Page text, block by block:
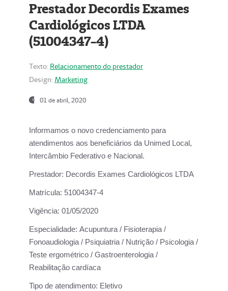
Prestador Decordis Exames
Cardiológicos LTDA
(51004347-4)
Texto: Relacionamento do prestador
Design: Marketing
01 de abril, 2020
Informamos o novo credenciamento para
atendimentos aos beneficiários da Unimed Local,
Intercâmbio Federativo e Nacional.
Prestador: Decordis Exames Cardiológicos LTDA
Matrícula: 51004347-4
Vigência: 01/05/2020
Especialidade: Acupuntura / Fisioterapia /
Fonoaudiologia / Psiquiatria / Nutrição / Psicologia /
Teste ergométrico / Gastroenterologia /
Reabilitação cardíaca
Tipo de atendimento: Eletivo